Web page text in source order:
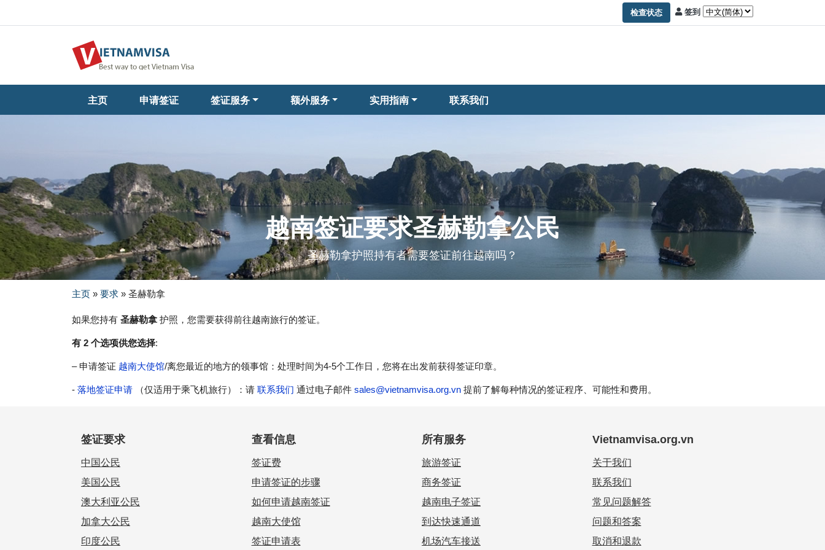
检查状态 签到
主页 申请签证 签证服务 额外服务 实用指南 联系我们
越南签证要求圣赫勒拿公民
圣赫勒拿护照持有者需要签证前往越南吗？
主页 » 要求 » 圣赫勒拿
如果您持有 圣赫勒拿 护照，您需要获得前往越南旅行的签证。
有 2 个选项供您选择:
– 申请签证 越南大使馆/离您最近的地方的领事馆：处理时间为4-5个工作日，您将在出发前获得签证印章。
- 落地签证申请 （仅适用于乘飞机旅行）：请 联系我们 通过电子邮件 sales@vietnamvisa.org.vn 提前了解每种情况的签证程序、可能性和费用。
签证要求
中国公民
美国公民
澳大利亚公民
加拿大公民
印度公民
查看信息
签证费
申请签证的步骤
如何申请越南签证
越南大使馆
签证申请表
所有服务
旅游签证
商务签证
越南电子签证
到达快速通道
机场汽车接送
Vietnamvisa.org.vn
关于我们
联系我们
常见问题解答
问题和答案
取消和退款